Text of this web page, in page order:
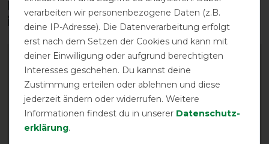
Diese Produkte könnten dich auch
interessieren
-11% -10%
verarbeiten wir personenbezogene Daten (z.B.
deine IP-Adresse). Die Datenverarbeitung erfolgt
erst nach dem Setzen der Cookies und kann mit
deiner Einwilligung oder aufgrund berechtigten
Interesses geschehen. Du kannst deine
Zustimmung erteilen oder ablehnen und diese
jederzeit ändern oder widerrufen. Weitere
Informationen findest du in unserer Daten­schutz­
erklärung.